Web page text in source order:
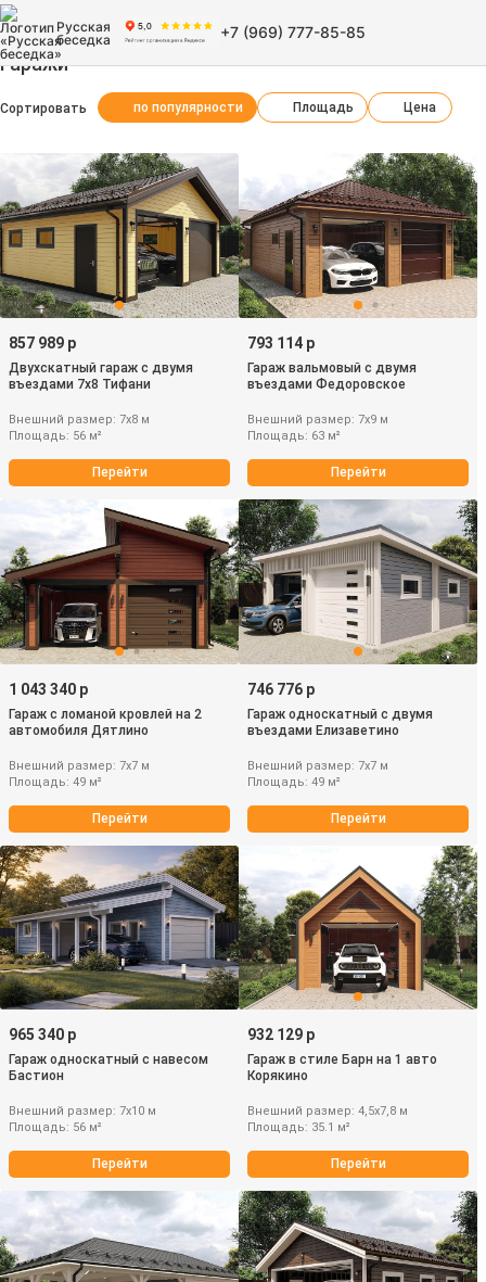
Русская
беседка
+7 (969) 777-85-85
Гаражи
Сортировать по популярности Площадь Цена
857 989 р
Двухскатный гараж с двумя
въездами 7х8 Тифани
Внешний размер: 7х8 м
Площадь: 56 м²
Перейти
793 114 р
Гараж вальмовый с двумя
въездами Федоровское
Внешний размер: 7х9 м
Площадь: 63 м²
Перейти
1 043 340 р
Гараж с ломаной кровлей на 2
автомобиля Дятлино
Внешний размер: 7х7 м
Площадь: 49 м²
Перейти
746 776 р
Гараж односкатный с двумя
въездами Елизаветино
Внешний размер: 7х7 м
Площадь: 49 м²
Перейти
965 340 р
Гараж односкатный с навесом
Бастион
Внешний размер: 7х10 м
Площадь: 56 м²
Перейти
932 129 р
Гараж в стиле Барн на 1 авто
Корякино
Внешний размер: 4,5х7,8 м
Площадь: 35.1 м²
Перейти